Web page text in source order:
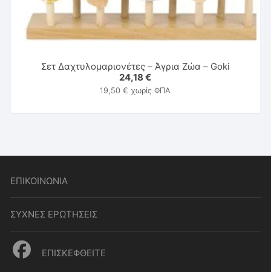
Σετ Δαχτυλομαριονέτες – Άγρια Ζώα – Goki
24,18€
19,50€ χωρίς ΦΠΑ
ΕΠΙΚΟΙΝΩΝΙΑ
ΣΥΧΝΕΣ ΕΡΩΤΗΣΕΙΣ
ΕΠΙΣΚΕΦΘΕΙΤΕ